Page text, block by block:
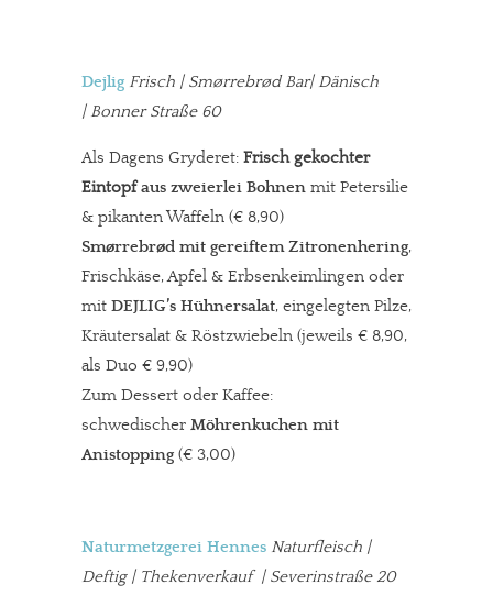
Dejlig Frisch | Smørrebrød Bar| Dänisch
| Bonner Straße 60
Als Dagens Gryderet: Frisch gekochter
Eintopfaus zweierlei Bohnen mit Petersilie
& pikanten Waffeln (€ 8,90)
Smørrebrød mit gereiftem Zitronenhering,
Frischkäse, Apfel & Erbsenkeimlingen oder
mit DEJLIG’s Hühnersalat, eingelegten Pilze,
Kräutersalat & Röstzwiebeln (jeweils € 8,90,
als Duo € 9,90)
Zum Dessert oder Kaffee:
schwedischer Möhrenkuchen mit
Anistopping (€ 3,00)
Naturmetzgerei Hennes Naturfleisch |
Deftig | Thekenverkauf | Severinstraße 20